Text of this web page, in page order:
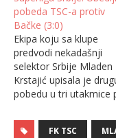
preliminarne razgovore
nekoliko stručnjaka,
saopšteno je danas iz
kluba. TSC je prošle
nedelje odigrao dve
poslednje utakmice u
jesenjem delu
pobeda TSC-a protiv
Bačke (3:0)
Ekipa koju sa klupe
predvodi nekadašnji
selektor Srbije Mladen
Krstajić upisala je
pobedu u tri utakmice
FK TSC